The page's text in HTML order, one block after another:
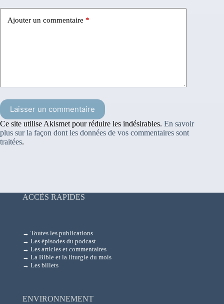
Ajouter un commentaire *
Laisser un commentaire
Ce site utilise Akismet pour réduire les indésirables. En savoir
plus sur la façon dont les données de vos commentaires sont
traitées.
ACCÈS RAPIDES
→ Toutes les publications
→ Les épisodes du podcast
→ Les articles et commentaires
→ La Bible et la liturgie du mois
→ Les billets
ENVIRONNEMENT